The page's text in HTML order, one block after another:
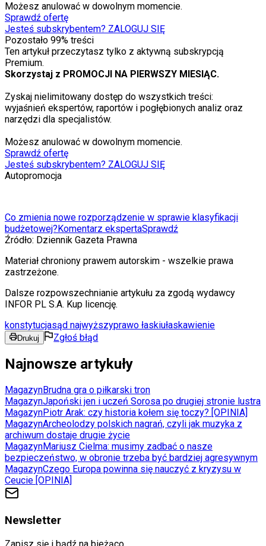
Możesz anulować w dowolnym momencie.
Sprawdź ofertę
Jesteś subskrybentem? ZALOGUJ SIĘ
Pozostało 99% treści
Ten artykuł przeczytasz tylko z aktywną subskrypcją
Premium.
Skorzystaj z PROMOCJI NA PIERWSZY MIESIĄC.
Zyskaj nielimitowany dostęp do wszystkich treści:
wyjaśnień ekspertów, raportów i pogłębionych analiz oraz
narzędzi dla specjalistów.
Możesz anulować w dowolnym momencie.
Sprawdź ofertę
Jesteś subskrybentem? ZALOGUJ SIĘ
Autopromocja
Co zmienia nowe rozporządzenie w sprawie klasyfikacji
budżetowej? Komentarz ekspertaSprawdź
Źródło: Dziennik Gazeta Prawna
Materiał chroniony prawem autorskim - wszelkie prawa
zastrzeżone.
Dalsze rozpowszechnianie artykułu za zgodą wydawcy
INFOR PL S.A. Kup licencję.
konstytucjasąd najwyższyprawo łaskiułaskawienie
Drukuj Zgłoś błąd
Najnowsze artykuły
MagazynBrudna gra o piłkarski tron
MagazynJapoński jen i uczeń Sorosa po drugiej stronie lustra
MagazynPiotr Arak: czy historia kołem się toczy? [OPINIA]
MagazynArcheolodzy polskich nagrań, czyli jak muzyka z
archiwum dostaje drugie życie
MagazynMariusz Cielma: musimy zadbać o nasze
bezpieczeństwo, w obronie trzeba być bardziej agresywnym
MagazynCzego Europa powinna się nauczyć z kryzysu w
Ceucie [OPINIA]
Newsletter